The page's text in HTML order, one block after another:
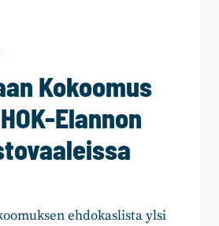
Kokoomus
Elannon
ehdokaslista ylsi